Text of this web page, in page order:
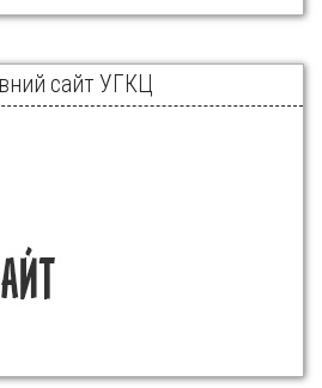
сайт УГКЦ